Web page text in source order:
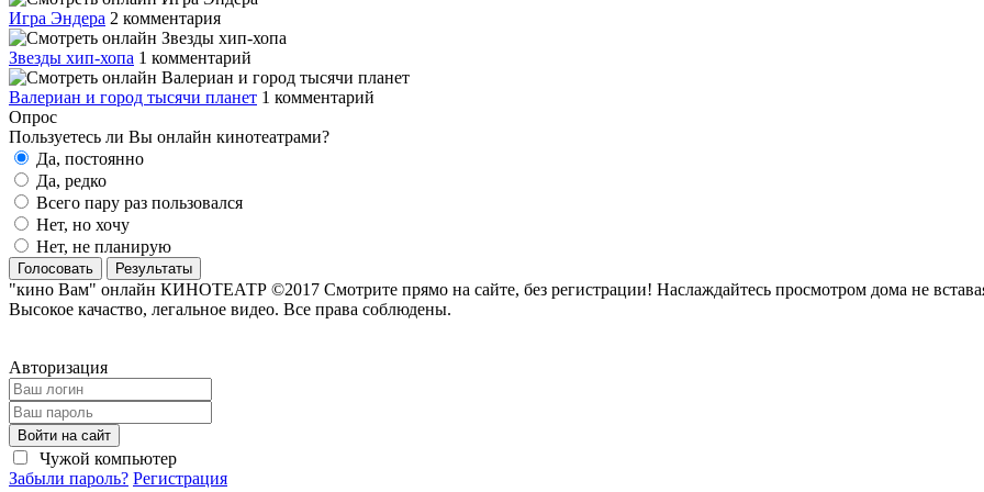
Игра Эндера 2 комментария
Звезды хип-хопа 1 комментарий
Валериан и город тысячи планет 1 комментарий
Опрос
Пользуетесь ли Вы онлайн кинотеатрами?
Да, постоянно
Да, редко
Всего пару раз пользовался
Нет, но хочу
Нет, не планирую
Голосовать Результаты
"кино Вам" онлайн КИНОТЕАТР ©2017 Смотрите прямо на сайте, без регистрации! Наслаждайтесь просмотром дома не
Высокое качаство, легальное видео. Все права соблюдены.
Авторизация
Войти на сайт
Чужой компьютер
Забыли пароль? Регистрация